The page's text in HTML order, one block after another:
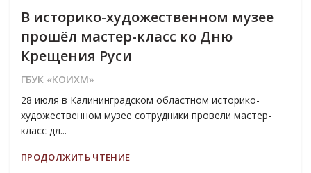
В историко-художественном музее
прошёл мастер-класс ко Дню
Крещения Руси
ГБУК «КОИХМ»
28 июля в Калининградском областном историко-
художественном музее сотрудники провели мастер-
класс дл...
ПРОДОЛЖИТЬ ЧТЕНИЕ